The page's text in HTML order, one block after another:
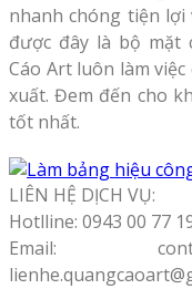
nhanh chóng tiện lợi
được đây là bộ mặt
Cáo Art luôn làm
xuất. Đem đến cho
tốt nhất.
LIÊN HỆ DỊCH VỤ:
Hotlline: 0943 00 77
Email: